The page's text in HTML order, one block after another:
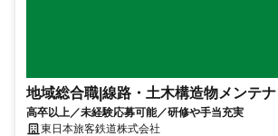
地域総合職|線路・土木構造物メンテ
高卒以上／未経験応募可能／研修や手当充実
東日本旅客鉄道株式会社